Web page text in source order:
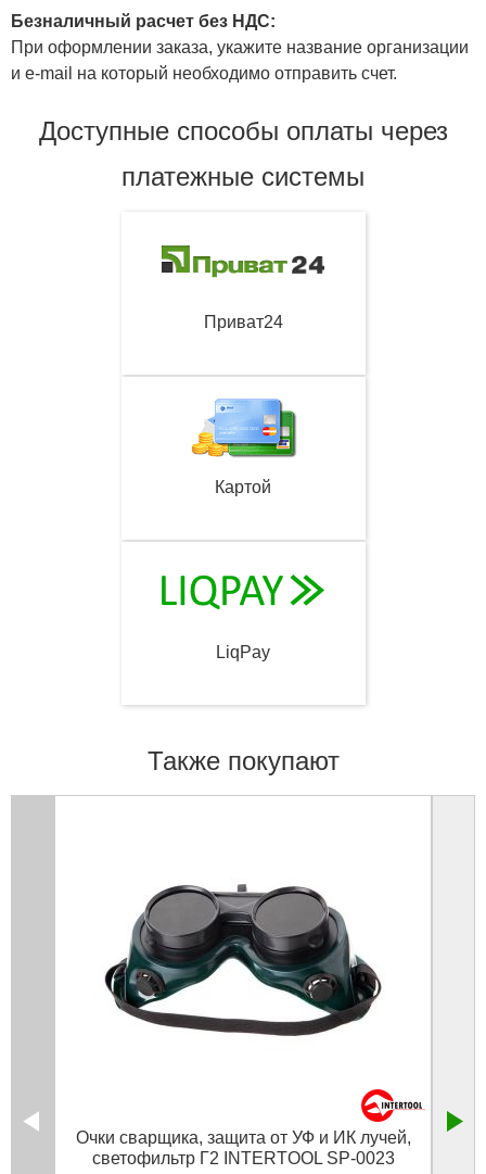
Безналичный расчет без НДС:
При оформлении заказа, укажите название организации
и e-mail на который необходимо отправить счет.
Доступные способы оплаты через
платежные системы
Приват24
Картой
LiqPay
Также покупают
Очки сварщика, защита от УФ и ИК лучей,
светофильтр Г2 INTERTOOL SP-0023